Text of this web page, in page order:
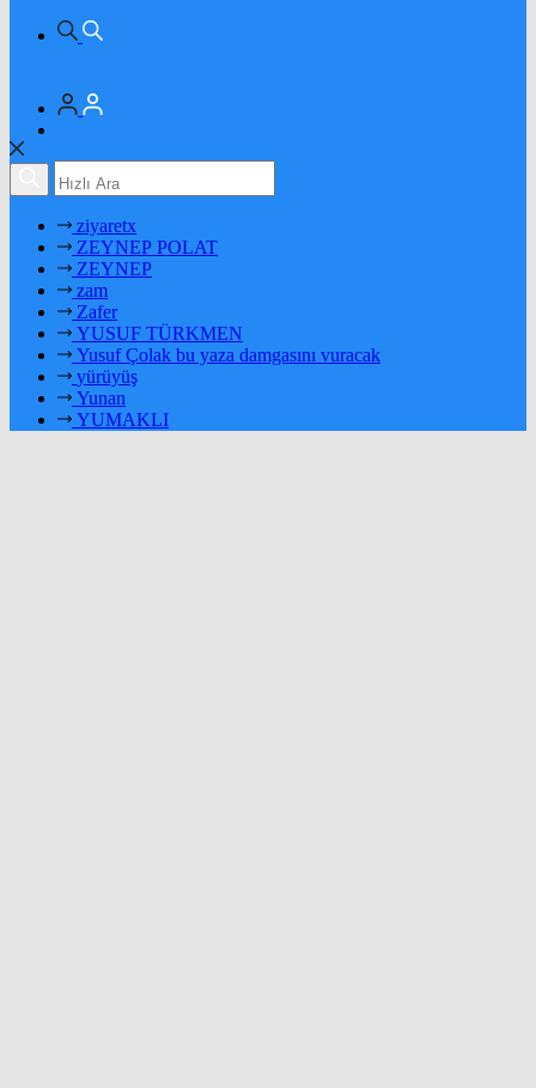
ziyaretx
ZEYNEP POLAT
ZEYNEP
zam
Zafer
YUSUF TÜRKMEN
Yusuf Çolak bu yaza damgasını vuracak
yürüyüş
Yunan
YUMAKLI